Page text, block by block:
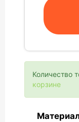
Количество
корзине